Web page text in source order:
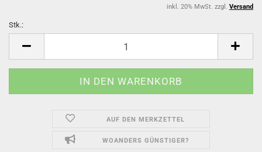
inkl. 20% MwSt. zzgl. Versand
Stk.:
AUF DEN MERKZETTEL
WOANDERS GÜNSTIGER?